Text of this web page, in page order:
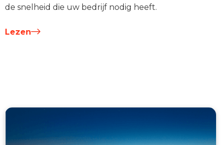
de snelheid die uw bedrijf nodig heeft.
Lezen